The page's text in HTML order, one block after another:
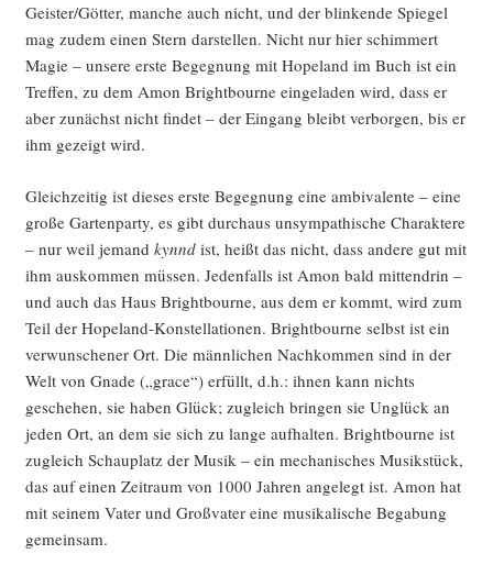
Geister/Götter, man­che auch nicht, und der blin­ken­de Spie­gel
mag zudem einen Stern dar­stel­len. Nicht nur hier schim­mert
Magie – unse­re ers­te Begeg­nung mit Hope­land im Buch ist ein
Tref­fen, zu dem Amon Bright­bourne ein­ge­la­den wird, dass er
aber zunächst nicht fin­det – der Ein­gang bleibt ver­bor­gen, bis er
ihm gezeigt wird.
Gleich­zei­tig ist die­ses ers­te Begeg­nung eine ambi­va­len­te – eine
gro­ße Gar­ten­par­ty, es gibt durch­aus unsym­pa­thi­sche Cha­rak­te­re
– nur weil jemand kynndist, heißt das nicht, dass ande­re gut mit
ihm aus­kom­men müs­sen. Jeden­falls ist Amon bald mit­ten­drin –
und auch das Haus Bright­bourne, aus dem er kommt, wird zum
Teil der Hope­land-Kon­stel­la­tio­nen. Bright­bourne selbst ist ein
ver­wun­sche­ner Ort. Die männ­li­chen Nach­kom­men sind in der
Welt von Gna­de („grace“) erfüllt, d.h.: ihnen kann nichts
gesche­hen, sie haben Glück; zugleich brin­gen sie Unglück an
jeden Ort, an dem sie sich zu lan­ge auf­hal­ten. Bright­bourne ist
zugleich Schau­platz der Musik – ein mecha­ni­sches Musik­stück,
das auf einen Zeit­raum von 1000 Jah­ren ange­legt ist. Amon hat
mit sei­nem Vater und Groß­va­ter eine musi­ka­li­sche Bega­bung
gemeinsam.